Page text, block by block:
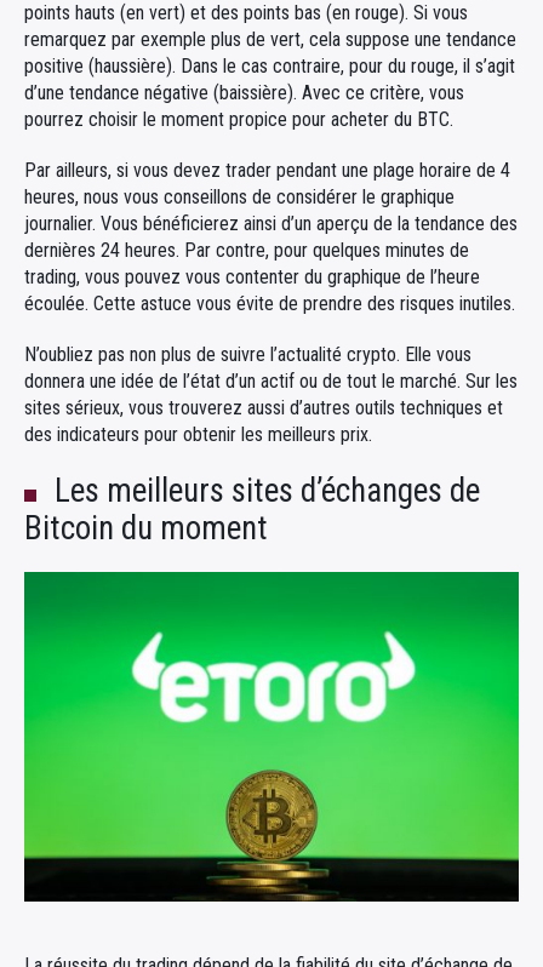
points hauts (en vert) et des points bas (en rouge). Si vous
remarquez par exemple plus de vert, cela suppose une tendance
positive (haussière). Dans le cas contraire, pour du rouge, il s’agit
d’une tendance négative (baissière). Avec ce critère, vous
pourrez choisir le moment propice pour acheter du BTC.
Par ailleurs, si vous devez trader pendant une plage horaire de 4
heures, nous vous conseillons de considérer le graphique
journalier. Vous bénéficierez ainsi d’un aperçu de la tendance des
dernières 24 heures. Par contre, pour quelques minutes de
trading, vous pouvez vous contenter du graphique de l’heure
écoulée. Cette astuce vous évite de prendre des risques inutiles.
N’oubliez pas non plus de suivre l’actualité crypto. Elle vous
donnera une idée de l’état d’un actif ou de tout le marché. Sur les
sites sérieux, vous trouverez aussi d’autres outils techniques et
des indicateurs pour obtenir les meilleurs prix.
Les meilleurs sites d’échanges de
Bitcoin du moment